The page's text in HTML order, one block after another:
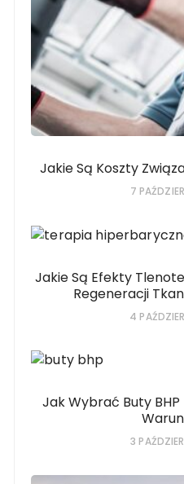
Jakie Są Koszty
7
Jakie Są Efekty
Regeneracji
4
Jak Wybrać Buty
3